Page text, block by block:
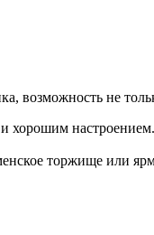
возможность не
и хорошим
торжище или